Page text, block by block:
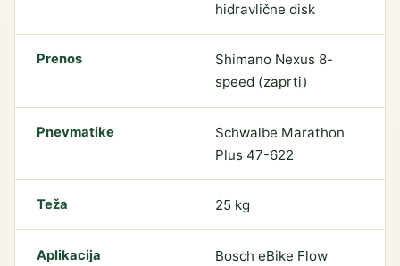
hidravlične disk
Prenos
Shimano Nexus 8-
speed (zaprti)
Pnevmatike
Schwalbe Marathon
Plus 47-622
Teža 25 kg
Aplikacija Bosch eBike Flow